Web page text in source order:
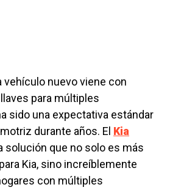
vehículo nuevo viene con
para múltiples
sido una expectativa estándar
durante años. El Kia
solución que no solo es más
Kia, sino increíblemente
con múltiples